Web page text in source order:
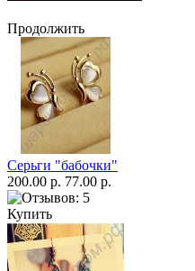
Продолжить
Серьги "бабочки"
200.00 р. 77.00 р.
Купить